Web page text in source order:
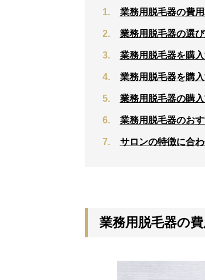
業務用脱毛器の費
業務用脱毛器の選
業務用脱毛器を購
業務用脱毛器を購
業務用脱毛器の購
業務用脱毛器のお
サロンの特徴に合
業務用脱毛器の